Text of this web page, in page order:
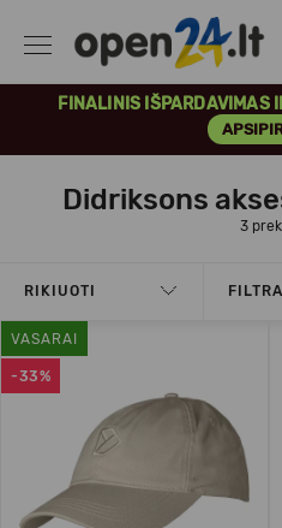
FINALINIS IŠPARDAVIMAS
Didriksons
3
RIKIUOTI FILTRAI
-33%
VASARAI